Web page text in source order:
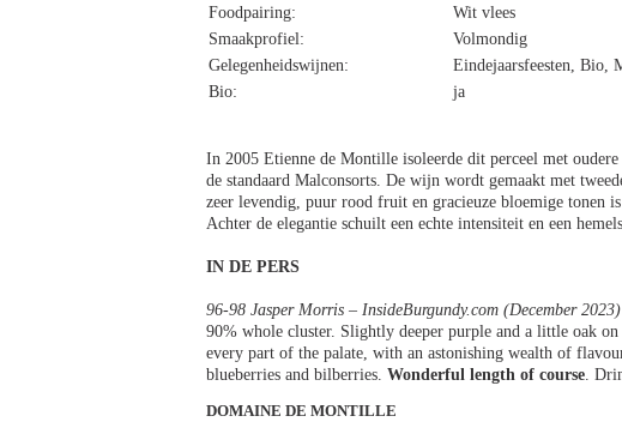
Foodpairing:
Wit vlees
Smaakprofiel:
Volmondig
Gelegenheidswijnen:
Eindejaarsfeesten, Bio,
Bio:
ja
In 2005 Etienne de Montille isoleerde dit perceel met
de standaard Malconsorts. De wijn wordt gemaakt met
zeer levendig, puur rood fruit en gracieuze bloemige tonen
Achter de elegantie schuilt een echte intensiteit en een
IN DE PERS
96-98 Jasper Morris – InsideBurgundy.com (December 2023)
90% whole cluster. Slightly deeper purple and a little oak
every part of the palate, with an astonishing wealth of
blueberries and bilberries. Wonderful length of course.
DOMAINE DE MONTILLE